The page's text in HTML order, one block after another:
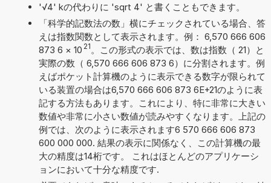
'√4' kの代わりに 'sqrt 4' と書くこともできます。
「科学的記数法の数」横にチェックされている場合、答
えは指数関数として表示されます。例： 6,570 666 606
873 6 × 10 21 。この形式の表示では、数は指数（ 21）と
実際の数（ 6,570 666 606 873 6）に分割されます。例
えばポケット計算機のように表示できる数字が限られて
いる装置の場合は6,570 666 606 873 6E+21のように表
記する方法もあります。これにより、特に非常に大きい
数値や非常に小さい数値が読みやすくなります。上記の
例では、次のように表示されます6 570 666 606 873
600 000 000. 結果の表示に関係なく、この計算機の最
大の精度は14桁です。 これはほとんどのアプリケーシ
ョンにおいて十分な精度です.